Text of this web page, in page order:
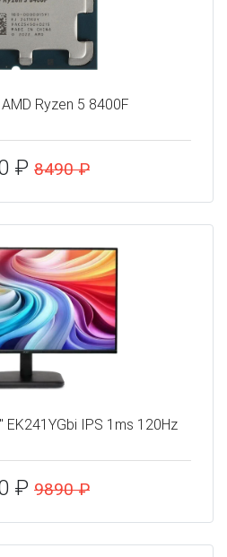
Ryzen 5 8400F
₽ 8490 ₽
IPS 1ms 120Hz
₽ 9890 ₽